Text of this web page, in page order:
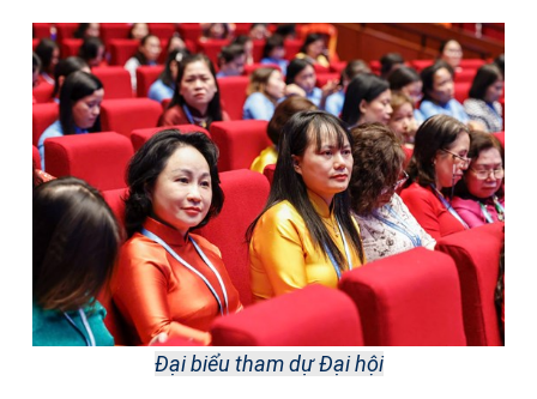
Đại biểu tham dự Đại hội